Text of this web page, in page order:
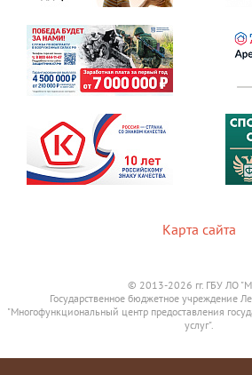
Карта сайта
© 2013-2026 гг. ГБУ ЛО
Государственное бюджетное учреждение
"Многофункциональный центр предоставления
услуг".